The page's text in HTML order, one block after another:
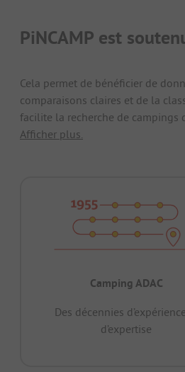
PiNCAMP est
Cela permet de bénéficier de
comparaisons claires et de la
facilite la recherche de campings
Afficher plus.
Camping ADAC
Des décennies
d’expertise